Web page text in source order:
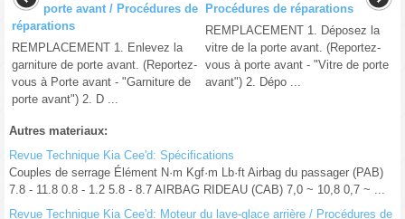
porte avant / Procédures de
réparations
REMPLACEMENT 1. Enlevez la
garniture de porte avant. (Reportez-
vous à Porte avant - "Garniture de
porte avant") 2. D ...
Procédures de réparations
REMPLACEMENT 1. Déposez la
vitre de la porte avant. (Reportez-
vous à porte avant - "Vitre de porte
avant") 2. Dépo ...
Autres materiaux:
Revue Technique Kia Cee'd: Spécifications
Couples de serrage Élément N·m Kgf·m Lb·ft Airbag du passager (PAB)
7.8 - 11.8 0.8 - 1.2 5.8 - 8.7 AIRBAG RIDEAU (CAB) 7,0 ~ 10,8 0,7 ~ ...
Revue Technique Kia Cee'd: Moteur du lave-glace arrière / Procédures de